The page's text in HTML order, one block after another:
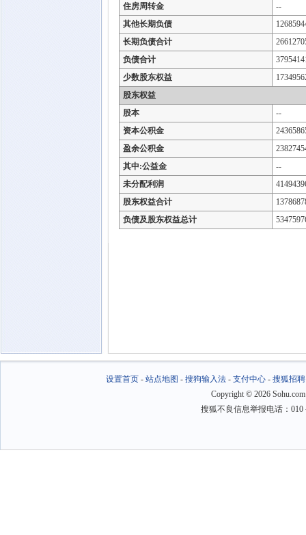
住房周转金
--
其他长期负债
长期负债合计
负债合计
少数股东权益
股东权益
股本
--
资本公积金
盈余公积金
其中:公益金
--
未分配利润
股东权益合计
负债及股东权益总计
设置首页- 站点地图 - 搜狗输入法- 支付中心- 搜狐招聘
Copyright © 2026
搜狐不良信息举报电话：010